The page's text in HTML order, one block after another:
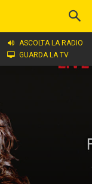
ASCOLTA LA RADIO
GUARDA LA TV